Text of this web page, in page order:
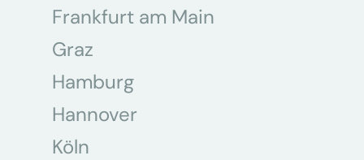
Frankfurt am Main
Graz
Hamburg
Hannover
Köln